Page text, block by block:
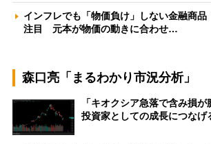
インフレでも「物価負け」しない金融商品
注目 元本が物価の動きに合わせ…
森口亮「まるわかり市況分析」
「キオクシア急落で含み損
投資家としての成長につな